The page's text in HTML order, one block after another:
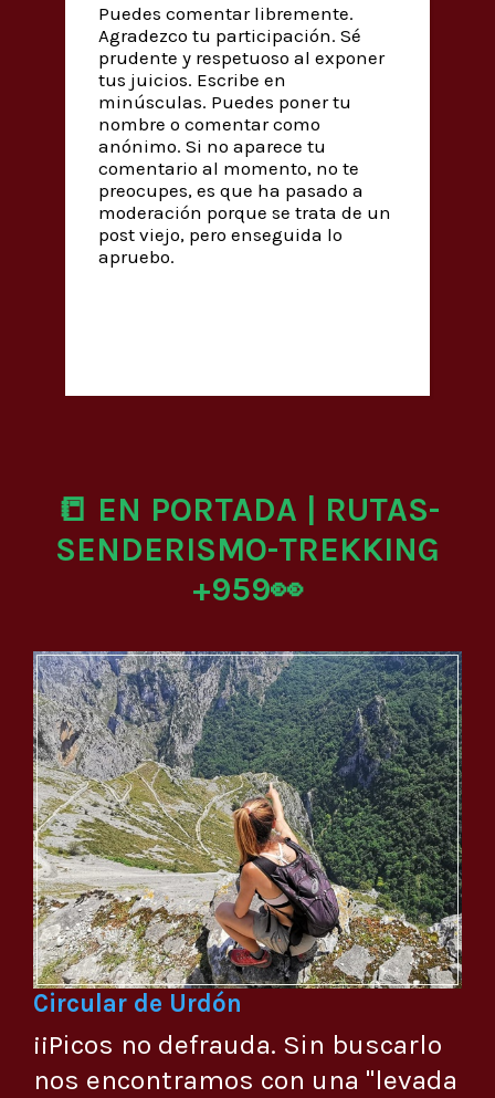
Puedes comentar libremente.
Agradezco tu participación. Sé
prudente y respetuoso al exponer
tus juicios. Escribe en
minúsculas. Puedes poner tu
nombre o comentar como
anónimo. Si no aparece tu
comentario al momento, no te
preocupes, es que ha pasado a
moderación porque se trata de un
post viejo, pero enseguida lo
apruebo.
📒 EN PORTADA | RUTAS-
SENDERISMO-TREKKING
+959👀
Circular de Urdón
¡¡Picos no defrauda. Sin buscarlo
nos encontramos con una "levada